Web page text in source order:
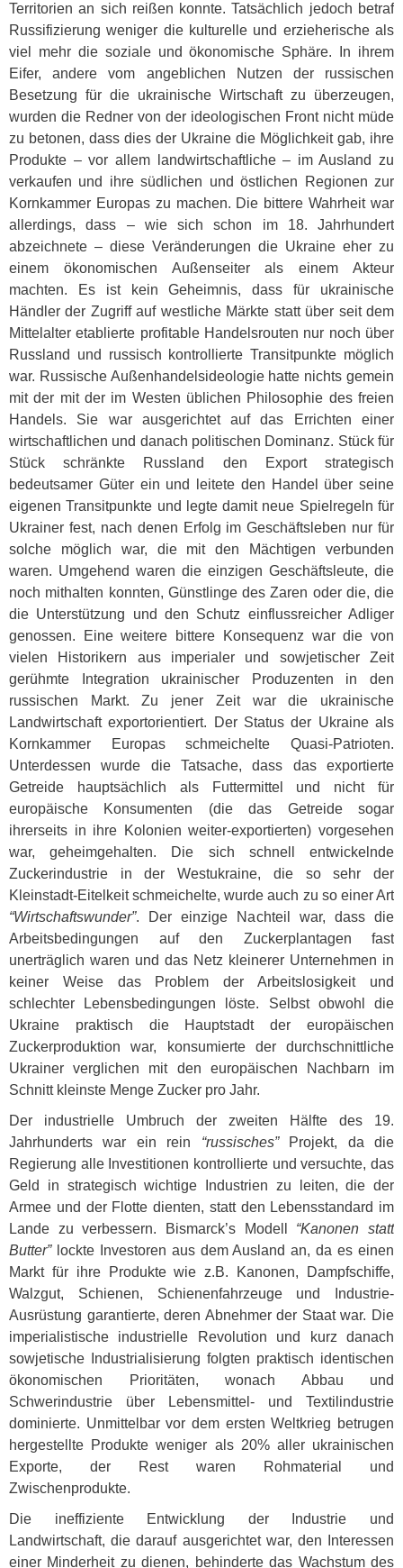
Territorien an sich reißen konnte. Tatsächlich jedoch betraf
Russifizierung weniger die kulturelle und erzieherische als
viel mehr die soziale und ökonomische Sphäre. In ihrem
Eifer, andere vom angeblichen Nutzen der russischen
Besetzung für die ukrainische Wirtschaft zu überzeugen,
wurden die Redner von der ideologischen Front nicht müde
zu betonen, dass dies der Ukraine die Möglichkeit gab, ihre
Produkte – vor allem landwirtschaftliche – im Ausland zu
verkaufen und ihre südlichen und östlichen Regionen zur
Kornkammer Europas zu machen. Die bittere Wahrheit war
allerdings, dass – wie sich schon im 18. Jahrhundert
abzeichnete – diese Veränderungen die Ukraine eher zu
einem ökonomischen Außenseiter als einem Akteur
machten. Es ist kein Geheimnis, dass für ukrainische
Händler der Zugriff auf westliche Märkte statt über seit dem
Mittelalter etablierte profitable Handelsrouten nur noch über
Russland und russisch kontrollierte Transitpunkte möglich
war. Russische Außenhandelsideologie hatte nichts gemein
mit der mit der im Westen üblichen Philosophie des freien
Handels. Sie war ausgerichtet auf das Errichten einer
wirtschaftlichen und danach politischen Dominanz. Stück für
Stück schränkte Russland den Export strategisch
bedeutsamer Güter ein und leitete den Handel über seine
eigenen Transitpunkte und legte damit neue Spielregeln für
Ukrainer fest, nach denen Erfolg im Geschäftsleben nur für
solche möglich war, die mit den Mächtigen verbunden
waren. Umgehend waren die einzigen Geschäftsleute, die
noch mithalten konnten, Günstlinge des Zaren oder die, die
die Unterstützung und den Schutz einflussreicher Adliger
genossen. Eine weitere bittere Konsequenz war die von
vielen Historikern aus imperialer und sowjetischer Zeit
gerühmte Integration ukrainischer Produzenten in den
russischen Markt. Zu jener Zeit war die ukrainische
Landwirtschaft exportorientiert. Der Status der Ukraine als
Kornkammer Europas schmeichelte Quasi-Patrioten.
Unterdessen wurde die Tatsache, dass das exportierte
Getreide hauptsächlich als Futtermittel und nicht für
europäische Konsumenten (die das Getreide sogar
ihrerseits in ihre Kolonien weiter-exportierten) vorgesehen
war, geheimgehalten. Die sich schnell entwickelnde
Zuckerindustrie in der Westukraine, die so sehr der
Kleinstadt-Eitelkeit schmeichelte, wurde auch zu so einer Art
“Wirtschaftswunder”. Der einzige Nachteil war, dass die
Arbeitsbedingungen auf den Zuckerplantagen fast
unerträglich waren und das Netz kleinerer Unternehmen in
keiner Weise das Problem der Arbeitslosigkeit und
schlechter Lebensbedingungen löste. Selbst obwohl die
Ukraine praktisch die Hauptstadt der europäischen
Zuckerproduktion war, konsumierte der durchschnittliche
Ukrainer verglichen mit den europäischen Nachbarn im
Schnitt kleinste Menge Zucker pro Jahr.
Der industrielle Umbruch der zweiten Hälfte des 19.
Jahrhunderts war ein rein “russisches”Projekt, da die
Regierung alle Investitionen kontrollierte und versuchte, das
Geld in strategisch wichtige Industrien zu leiten, die der
Armee und der Flotte dienten, statt den Lebensstandard im
Lande zu verbessern. Bismarck’s Modell “Kanonen statt
Butter”lockte Investoren aus dem Ausland an, da es einen
Markt für ihre Produkte wie z.B. Kanonen, Dampfschiffe,
Walzgut, Schienen, Schienenfahrzeuge und Industrie-
Ausrüstung garantierte, deren Abnehmer der Staat war. Die
imperialistische industrielle Revolution und kurz danach
sowjetische Industrialisierung folgten praktisch identischen
ökonomischen Prioritäten, wonach Abbau und
Schwerindustrie über Lebensmittel- und Textilindustrie
dominierte. Unmittelbar vor dem ersten Weltkrieg betrugen
hergestellte Produkte weniger als 20% aller ukrainischen
Exporte, der Rest waren Rohmaterial und
Zwischenprodukte.
Die ineffiziente Entwicklung der Industrie und
Landwirtschaft, die darauf ausgerichtet war, den Interessen
einer Minderheit zu dienen, behinderte das Wachstum des